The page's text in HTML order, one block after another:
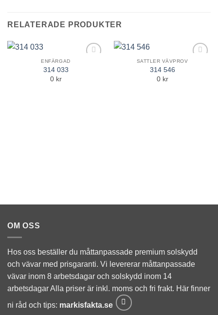
RELATERADE PRODUKTER
ENFÄRGAD
314 033
0 kr
SATTLER VÄVPROV
314 546
0 kr
OM OSS
Hos oss beställer du måttanpassade premium solskydd
och vävar med prisgaranti. Vi levererar måttanpassade
vävar inom 8 arbetsdagar och solskydd inom 14
arbetsdagar Alla priser är inkl. moms och fri frakt. Här finner
ni råd och tips: markisfakta.se